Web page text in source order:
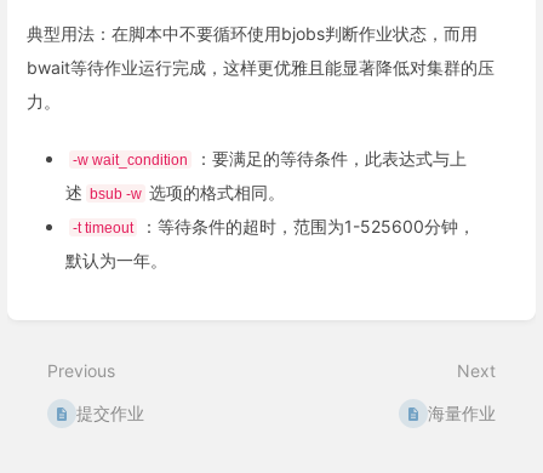
典型用法：在脚本中不要循环使用bjobs判断作业状态，而用
bwait等待作业运行完成，这样更优雅且能显著降低对集群的压
力。
-w wait_condition
：要满足的等待条件，此表达式与上
述
bsub -w 选项的格式相同。
-t timeout
：等待条件的超时，范围为1-525600分钟，
默认为一年。
mode
Previous
提交作业
Next
海量作业